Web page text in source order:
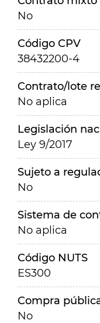
No
Código CPV
38432200-4
Contrato/lote
No aplica
Legislación
Ley 9/2017
Sujeto a
No
Sistema de
No aplica
Código NUTS
ES300
Compra
No